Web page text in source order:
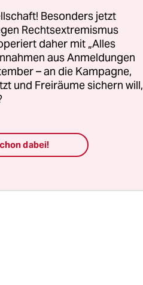
auf
Besonders jetzt
Rechtsextremismus
daher mit „Alles
aus Anmeldungen
– an die Kampagne,
und Freiräume sichern will,
dabei!